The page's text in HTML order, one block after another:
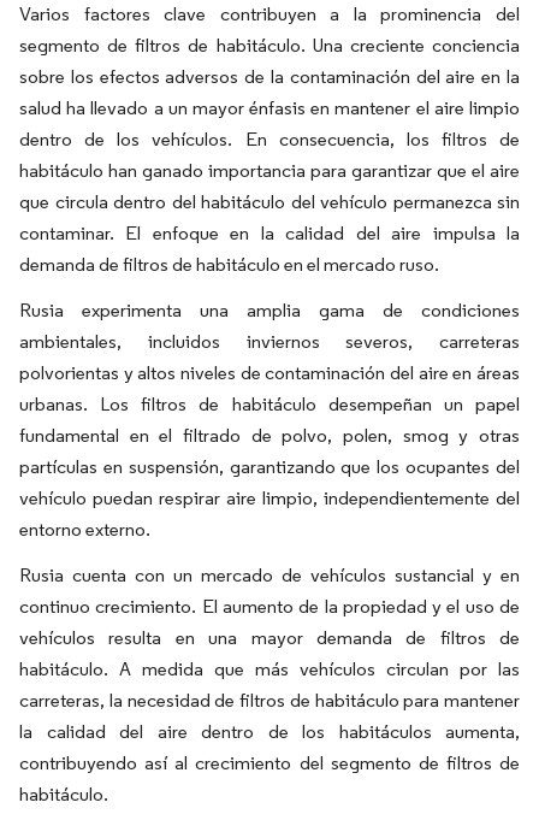
Varios factores clave contribuyen a la prominencia del
segmento de filtros de habitáculo. Una creciente conciencia
sobre los efectos adversos de la contaminación del aire en la
salud ha llevado a un mayor énfasis en mantener el aire limpio
dentro de los vehículos. En consecuencia, los filtros de
habitáculo han ganado importancia para garantizar que el aire
que circula dentro del habitáculo del vehículo permanezca sin
contaminar. El enfoque en la calidad del aire impulsa la
demanda de filtros de habitáculo en el mercado ruso.
Rusia experimenta una amplia gama de condiciones
ambientales, incluidos inviernos severos, carreteras
polvorientas y altos niveles de contaminación del aire en áreas
urbanas. Los filtros de habitáculo desempeñan un papel
fundamental en el filtrado de polvo, polen, smog y otras
partículas en suspensión, garantizando que los ocupantes del
vehículo puedan respirar aire limpio, independientemente del
entorno externo.
Rusia cuenta con un mercado de vehículos sustancial y en
continuo crecimiento. El aumento de la propiedad y el uso de
vehículos resulta en una mayor demanda de filtros de
habitáculo. A medida que más vehículos circulan por las
carreteras, la necesidad de filtros de habitáculo para mantener
la calidad del aire dentro de los habitáculos aumenta,
contribuyendo así al crecimiento del segmento de filtros de
habitáculo.